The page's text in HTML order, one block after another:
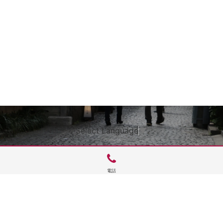
Select Language▼
電話